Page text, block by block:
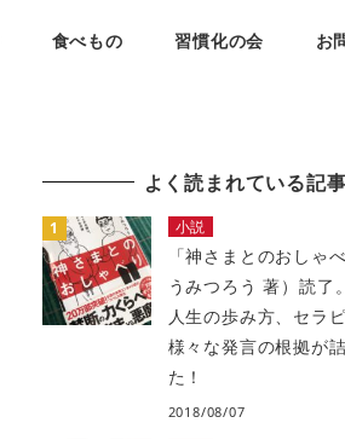
食べもの 習慣化の会 お
よく読まれている記事
小説
「神さまとのおしゃ
うみつろう 著）読了
人生の歩み方、セラ
様々な発言の根拠が
た！
2018/08/07